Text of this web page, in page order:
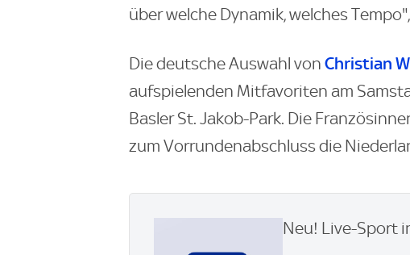
über welche Dynamik, welches
Die deutsche Auswahl von Christian
aufspielenden Mitfavoriten am
Basler St. Jakob-Park. Die
zum Vorrundenabschluss die
Neu! Live-Sport